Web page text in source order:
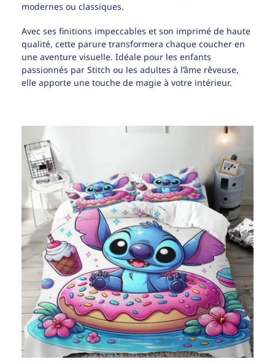
modernes ou classiques.
Avec ses finitions impeccables et son imprimé de haute
qualité, cette parure transformera chaque coucher en
une aventure visuelle. Idéale pour les enfants
passionnés par Stitch ou les adultes à l’âme rêveuse,
elle apporte une touche de magie à votre intérieur.